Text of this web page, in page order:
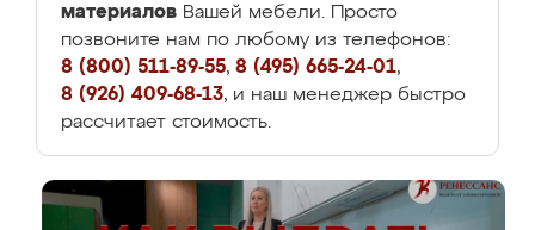
материалов Вашей мебели. Просто
позвоните нам по любому из телефонов:
8 (800) 511-89-55, 8 (495) 665-24-01,
8 (926) 409-68-13, и наш менеджер быстро
рассчитает стоимость.